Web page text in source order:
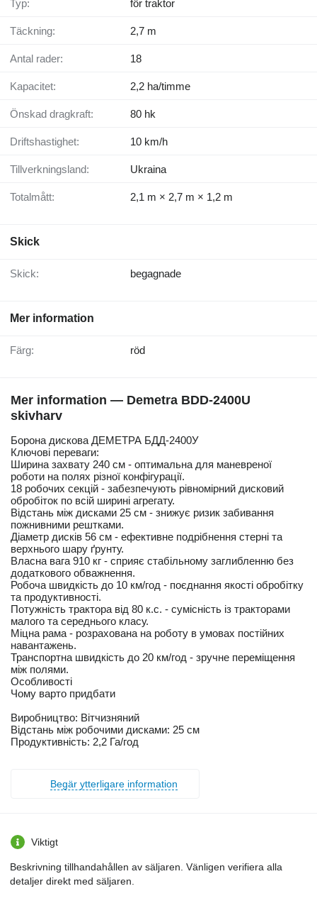
Typ: för traktor
Täckning: 2,7 m
Antal rader: 18
Kapacitet: 2,2 ha/timme
Önskad dragkraft: 80 hk
Driftshastighet: 10 km/h
Tillverkningsland: Ukraina
Totalmått: 2,1 m × 2,7 m × 1,2 m
Skick
Skick: begagnade
Mer information
Färg: röd
Mer information — Demetra BDD-2400U
skivharv
Борона дискова ДЕМЕТРА БДД-2400У
Ключові переваги:
Ширина захвату 240 см - оптимальна для маневреної
роботи на полях різної конфігурації.
18 робочих секцій - забезпечують рівномірний дисковий
обробіток по всій ширині агрегату.
Відстань між дисками 25 см - знижує ризик забивання
пожнивними рештками.
Діаметр дисків 56 см - ефективне подрібнення стерні та
верхнього шару ґрунту.
Власна вага 910 кг - сприяє стабільному заглибленню без
додаткового обважнення.
Робоча швидкість до 10 км/год - поєднання якості обробітку
та продуктивності.
Потужність трактора від 80 к.с. - сумісність із тракторами
малого та середнього класу.
Міцна рама - розрахована на роботу в умовах постійних
навантажень.
Транспортна швидкість до 20 км/год - зручне переміщення
між полями.
Особливості
Чому варто придбати
Виробництво: Вітчизняний
Відстань між робочими дисками: 25 см
Продуктивність: 2,2 Га/год
Begär ytterligare information
Viktigt
Beskrivning tillhandahållen av säljaren. Vänligen verifiera alla
detaljer direkt med säljaren.